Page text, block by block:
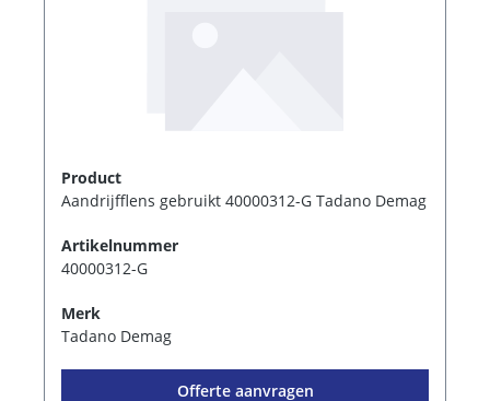
Product
Aandrijfflens gebruikt 40000312-G Tadano Demag
Artikelnummer
40000312-G
Merk
Tadano Demag
Offerte aanvragen